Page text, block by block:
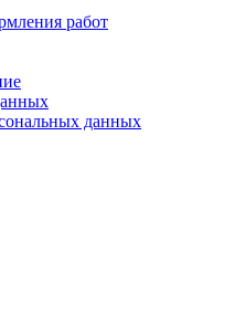
работ
данных